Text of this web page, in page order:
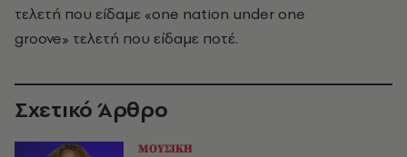
τελετή που είδαμε «one nation under one
groove» τελετή που είδαμε ποτέ.
Σχετικό Άρθρο
ΜΟΥΣΙΚΗ